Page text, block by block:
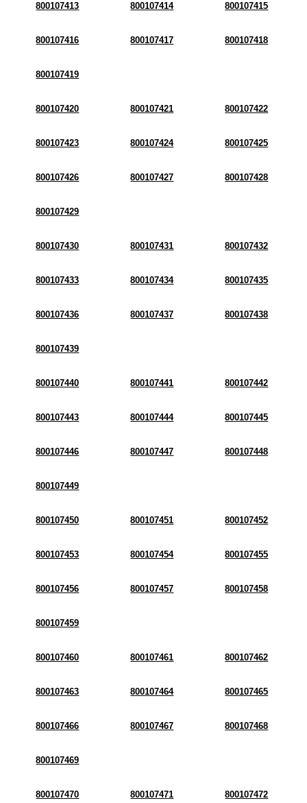
800107413 800107414 800107415
800107416 800107417 800107418
800107419
800107420 800107421 800107422
800107423 800107424 800107425
800107426 800107427 800107428
800107429
800107430 800107431 800107432
800107433 800107434 800107435
800107436 800107437 800107438
800107439
800107440 800107441 800107442
800107443 800107444 800107445
800107446 800107447 800107448
800107449
800107450 800107451 800107452
800107453 800107454 800107455
800107456 800107457 800107458
800107459
800107460 800107461 800107462
800107463 800107464 800107465
800107466 800107467 800107468
800107469
800107470 800107471 800107472